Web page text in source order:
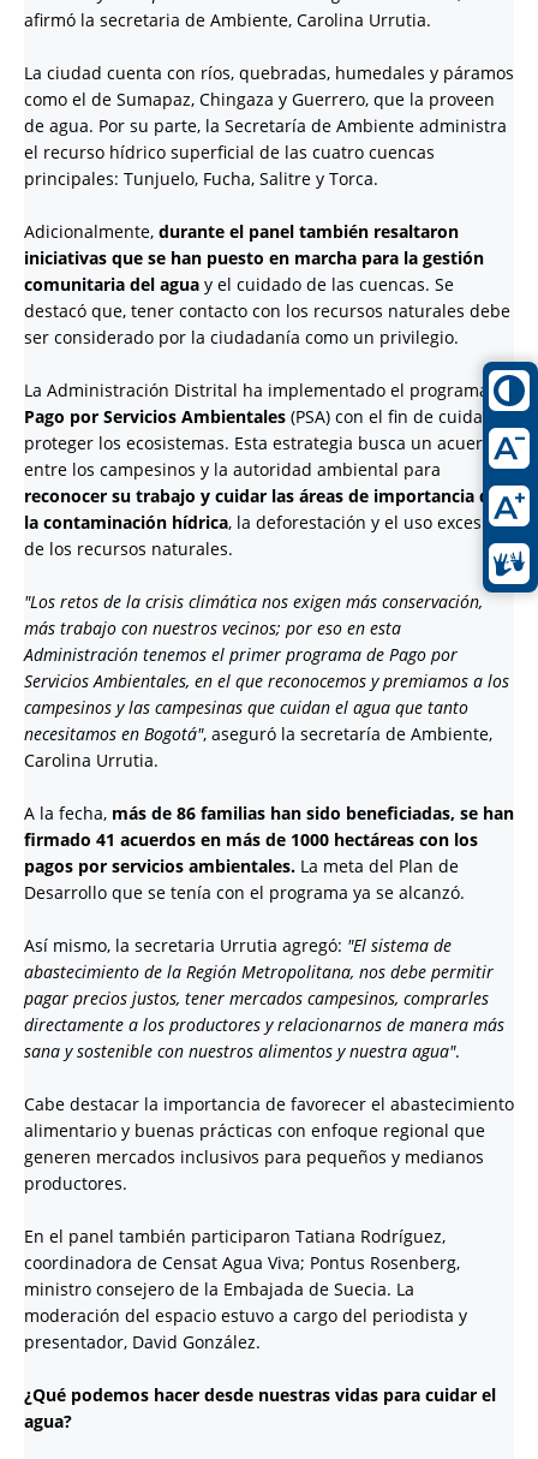
afirmó la secretaria de Ambiente, Carolina Urrutia.
La ciudad cuenta con ríos, quebradas, humedales y páramos
como el de Sumapaz, Chingaza y Guerrero, que la proveen
de agua. Por su parte, la Secretaría de Ambiente administra
el recurso hídrico superficial de las cuatro cuencas
principales: Tunjuelo, Fucha, Salitre y Torca.
Adicionalmente, durante el panel también resaltaron
iniciativas que se han puesto en marcha para la gestión
comunitaria del agua y el cuidado de las cuencas. Se
destacó que, tener contacto con los recursos naturales debe
ser considerado por la ciudadanía como un privilegio.
La Administración Distrital ha implementado el programa de
Pago por Servicios Ambientales (PSA) con el fin de cuidar y
proteger los ecosistemas. Esta estrategia busca un acuerdo
entre los campesinos y la autoridad ambiental para
reconocer su trabajo y cuidar las áreas de importancia de
la contaminación hídrica, la deforestación y el uso excesivo
de los recursos naturales.
"Los retos de la crisis climática nos exigen más conservación,
más trabajo con nuestros vecinos; por eso en esta
Administración tenemos el primer programa de Pago por
Servicios Ambientales, en el que reconocemos y premiamos a los
campesinos y las campesinas que cuidan el agua que tanto
necesitamos en Bogotá", aseguró la secretaría de Ambiente,
Carolina Urrutia.
A la fecha, más de 86 familias han sido beneficiadas, se han
firmado 41 acuerdos en más de 1000 hectáreas con los
pagos por servicios ambientales. La meta del Plan de
Desarrollo que se tenía con el programa ya se alcanzó.
Así mismo, la secretaria Urrutia agregó: "El sistema de
abastecimiento de la Región Metropolitana, nos debe permitir
pagar precios justos, tener mercados campesinos, comprarles
directamente a los productores y relacionarnos de manera más
sana y sostenible con nuestros alimentos y nuestra agua".
Cabe destacar la importancia de favorecer el abastecimiento
alimentario y buenas prácticas con enfoque regional que
generen mercados inclusivos para pequeños y medianos
productores.
En el panel también participaron Tatiana Rodríguez,
coordinadora de Censat Agua Viva; Pontus Rosenberg,
ministro consejero de la Embajada de Suecia. La
moderación del espacio estuvo a cargo del periodista y
presentador, David González.
¿Qué podemos hacer desde nuestras vidas para cuidar el
agua?